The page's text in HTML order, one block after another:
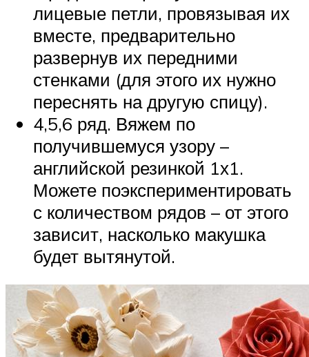
лицевые петли, провязывая их
вместе, предварительно
развернув их передними
стенками (для этого их нужно
переснять на другую спицу).
4,5,6 ряд. Вяжем по
получившемуся узору –
английской резинкой 1х1.
Можете поэкспериментировать
с количеством рядов – от этого
зависит, насколько макушка
будет вытянутой.